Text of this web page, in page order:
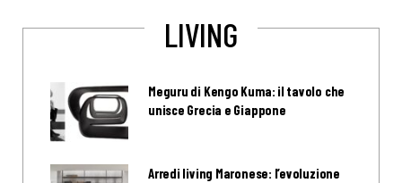
LIVING
Meguru di Kengo Kuma: il tavolo che
unisce Grecia e Giappone
Arredi living Maronese: l’evoluzione